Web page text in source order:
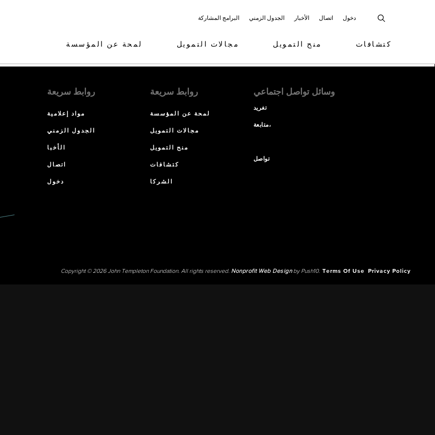
البرامج المشاركة الجدول الزمني الأخبار اتصال دخول
لمحة عن المؤسسة مجالات التمويل منح التمويل كتشافات
روابط سريعة
مواد إعلامية
الجدول الزمني
الأخبا
اتصال
دخول
روابط سريعة
لمحة عن المؤسسة
مجالات التمويل
منح التمويل
كتشافات
الشركا
وسائل تواصل اجتماعي
تغريد
متابعة،
تواصل
Copyright © 2026 John Templeton Foundation. All rights reserved. Nonprofit Web Designby Push10. Terms Of Use Privacy Policy